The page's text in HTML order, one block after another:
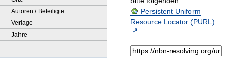
Autoren / Beteiligte
Verlage
Jahre
Persistent Uniform
Resource Locator (PURL)
: